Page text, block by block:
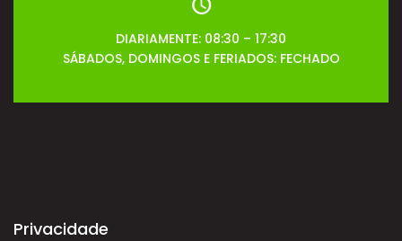
DIARIAMENTE: 08:30 – 17:30
SÁBADOS, DOMINGOS E FERIADOS: FECHADO
Privacidade